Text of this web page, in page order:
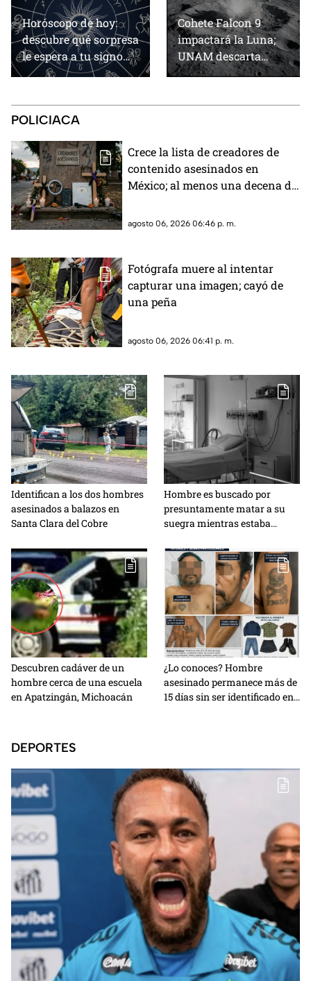
Horóscopo de hoy:
descubre qué sorpresa
le espera a tu signo
este jueves 6 de
Cohete Falcon 9
impactará la Luna;
UNAM descarta
riesgos para la Tierra
POLICIACA
Crece la lista de creadores de
contenido asesinados en
México; al menos una decena de
agosto 06, 2026 06:46 p. m.
Fotógrafa muere al intentar
capturar una imagen; cayó de
una peña
agosto 06, 2026 06:41 p. m.
Identifican a los dos hombres
asesinados a balazos en
Santa Clara del Cobre
Descubren cadáver de un
hombre cerca de una escuela
en Apatzingán, Michoacán
Hombre es buscado por
presuntamente matar a su
suegra mientras estaba
¿Lo conoces? Hombre
asesinado permanece más de
15 días sin ser identificado en
DEPORTES